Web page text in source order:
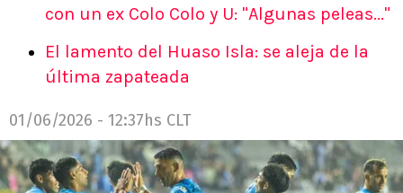
con un ex Colo Colo y U: "Algunas peleas..."
El lamento del Huaso Isla: se aleja de la
última zapateada
01/06/2026 - 12:37hs CLT